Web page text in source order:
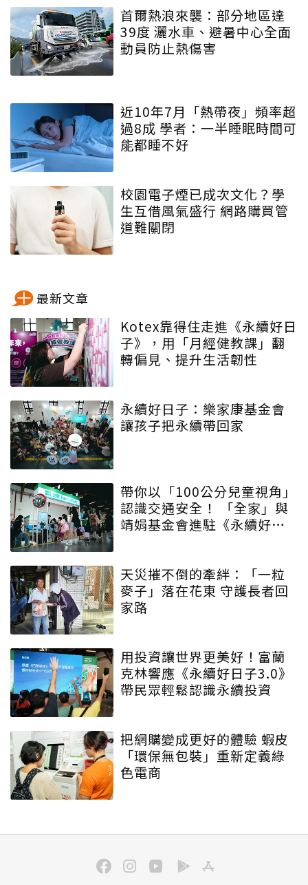
首爾熱浪來襲：部分地區達
39度 灑水車、避暑中心全面
動員防止熱傷害
近10年7月「熱帶夜」頻率超
過8成 學者：一半睡眠時間可
能都睡不好
校園電子煙已成次文化？學
生互借風氣盛行 網路購買管
道難關閉
最新文章
Kotex靠得住走進《永續好日
子》，用「月經健教課」翻
轉偏見、提升生活韌性
永續好日子：樂家康基金會
讓孩子把永續帶回家
帶你以「100公分兒童視角」
認識交通安全！ 「全家」與
靖娟基金會進駐《永續好日
天災摧不倒的牽絆：「一粒
麥子」落在花東 守護長者回
家路
用投資讓世界更美好！富蘭
克林響應《永續好日子3.0》
帶民眾輕鬆認識永續投資
把網購變成更好的體驗 蝦皮
「環保無包裝」重新定義綠
色電商